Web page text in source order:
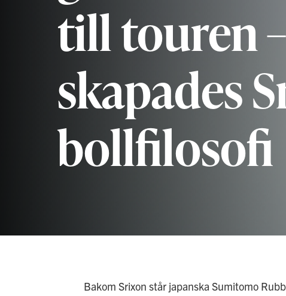
till touren
skapades
bollfilosofi
Bakom Srixon står japanska Sumitomo